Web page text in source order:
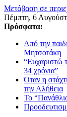
Μετάβαση σε
Πέμπτη, 6
Πρόσφατα:
Από την
Μητσοτάκη
“Ευχαριστώ
34 χρόνια”
Όταν η
την Αλήθεια
Το